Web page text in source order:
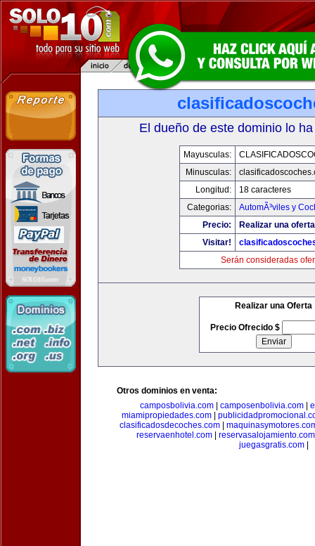
El dueño de este dominio lo
Mayusculas:
Minusculas:
Longitud:
18 caracteres
Categorias:
AutomÃ³viles y
Precio:
Realizar una
Visitar!
Serán consideradas
Realizar una Oferta
Precio Ofrecido $
Otros dominios en venta:
camposbolivia.com| camposenbolivia.com|
miamipropiedades.com
clasificadosdecoches.com
reservaenhotel.com| reservasalojamiento.com
juegasgratis.com|